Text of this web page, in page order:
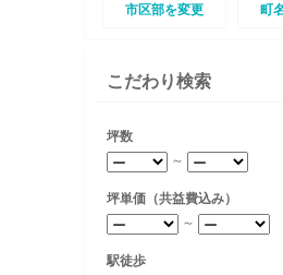
市区部を変更
町
こだわり検索
坪数
～
坪単価（共益費込み）
～
駅徒歩